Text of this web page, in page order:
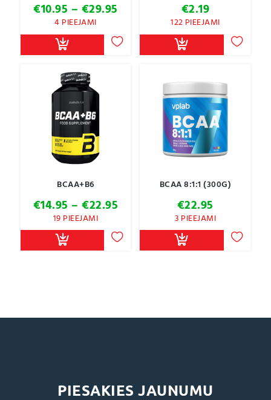
€10.95 – €29.95
€10.95
through
€29.95
4 PIEEJAMI
€2.19
122 PIEEJAMI
BCAA+B6
€14.95 – €22.95
€14.95
through
€22.95
19 PIEEJAMI
BCAA 8:1:1 (300G)
€22.95
3 PIEEJAMI
PIESAKIES JAUNUMU